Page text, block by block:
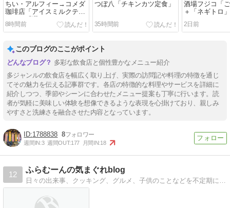
ちい・アルフィー→コメダ
珈琲店「アイスミルクテイ
ー」＆「選べるモーニン
グ」
8時間前
つぼ八「チキンカツ定食」
35時間前
酒場フジコ「
＋「ネギトロ
2日前
このブログのここがポイント
多彩な飲食店と個性豊かなメニュー紹介
多ジャンルの飲食店を幅広く取り上げ、実際の訪問記や料理の特徴を通じ
てその魅力を伝える記事群です。各店の特徴的な料理やサービスを詳細に
紹介しつつ、季節やシーンに合わせたメニュー提案も丁寧に行います。読
者が気軽に美味しい体験を想像できるような表現を心掛けており、親しみ
やすさと洗練さを融合させた内容となっています。
1788838 8
週間IN:3 週間OUT:177 月間IN:18
12
ふらむーんの気まぐれblog
日々の出来事、クッキング、グルメ、子供のことなどを不定期に書いてます